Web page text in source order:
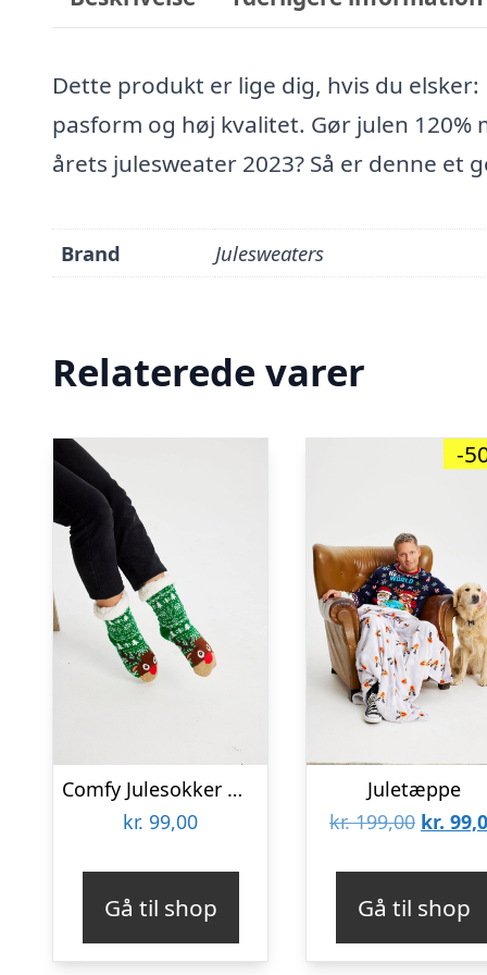
Dette produkt er lige dig, hvis du
pasform og høj kvalitet. Gør julen
årets julesweater 2023? Så er denne et
Brand Julesweaters
Relaterede varer
Comfy Julesokker Med Rudolf
kr. 99,00
Gå til shop
-
Juletæppe
kr.199,00 Den
var:
kr.
kr.
Gå til shop